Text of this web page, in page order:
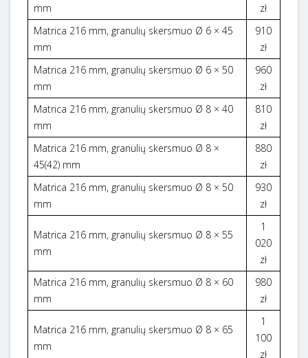
mm
zł
Matrica 216 mm, granulių skersmuo Ø 6 × 45
mm
910
zł
Matrica 216 mm, granulių skersmuo Ø 6 × 50
mm
960
zł
Matrica 216 mm, granulių skersmuo Ø 8 × 40
mm
810
zł
Matrica 216 mm, granulių skersmuo Ø 8 ×
45(42) mm
880
zł
Matrica 216 mm, granulių skersmuo Ø 8 × 50
mm
930
zł
Matrica 216 mm, granulių skersmuo Ø 8 × 55
mm
1
020
zł
Matrica 216 mm, granulių skersmuo Ø 8 × 60
mm
980
zł
Matrica 216 mm, granulių skersmuo Ø 8 × 65
mm
1
100
zł